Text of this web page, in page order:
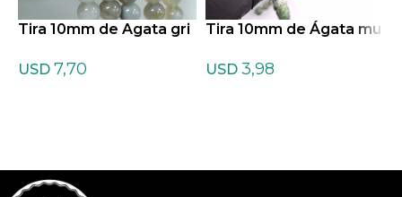
Tira 10mm de Agata gri
USD 7,70
Tira 10mm de Ágata mu
USD 3,98